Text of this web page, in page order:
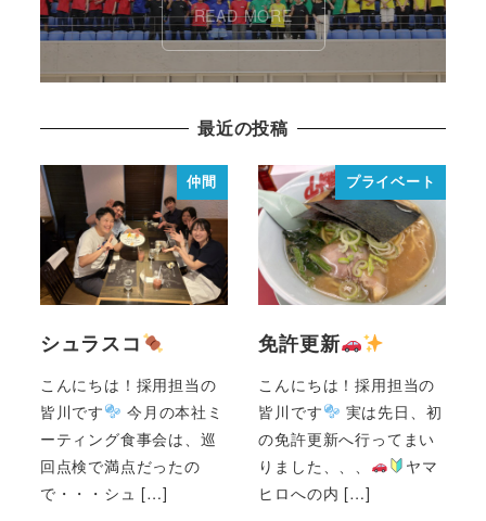
READ MORE
最近の投稿
仲間
シュラスコ
こんにちは！採用担当の
皆川です
今月の本社ミ
ーティング食事会は、巡
回点検で満点だったの
で・・・シュ […]
プライベート
免許更新
こんにちは！採用担当の
皆川です
実は先日、初
の免許更新へ行ってまい
りました、、、
ヤマ
ヒロへの内 […]